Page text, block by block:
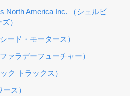
North America Inc. （シェルビ
）
ード・モータース）
ァラデーフューチャー）
ク トラックス）
ス）